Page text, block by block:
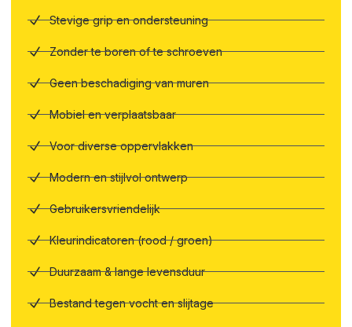
Stevige grip en ondersteuning
Zonder te boren of te schroeven
Geen beschadiging van muren
Mobiel en verplaatsbaar
Voor diverse oppervlakken
Modern en stijlvol ontwerp
Gebruikersvriendelijk
Kleurindicatoren (rood / groen)
Duurzaam & lange levensduur
Bestand tegen vocht en slijtage